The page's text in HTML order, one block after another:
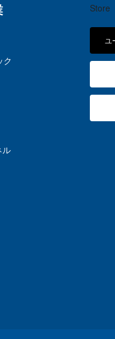
ク
ル
ユ